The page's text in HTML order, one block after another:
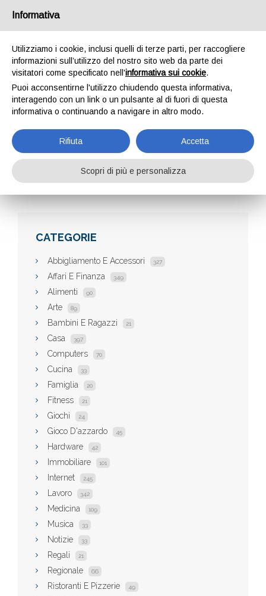
SPESALAND
Aziende Spesaland
CATEGORIE
Abbigliamento E Accessori 327
Affari E Finanza 349
Alimenti 90
Arte 89
Bambini E Ragazzi 21
Casa 397
Computers 70
Cucina 33
Famiglia 20
Fitness 21
Giochi 24
Gioco D'azzardo 45
Hardware 42
Immobiliare 101
Internet 245
Lavoro 342
Medicina 109
Musica 33
Notizie 33
Regali 21
Regionale 66
Ristoranti E Pizzerie 49
Informativa
Utilizziamo i cookie, inclusi quelli di terze parti, per raccogliere
informazioni sull’utilizzo del nostro sito web da parte dei
visitatori come specificato nell'informativa sui cookie.
Puoi acconsentirne l'utilizzo chiudendo questa informativa,
interagendo con un link o un pulsante al di fuori di questa
informativa o continuando a navigare in altro modo.
Rifiuta Accetta
Scopri di più e personalizza